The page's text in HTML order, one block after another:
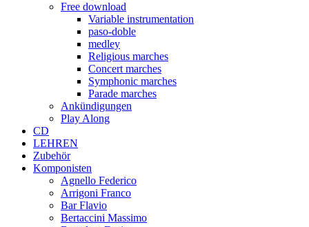
Free download
Variable instrumentation
paso-doble
medley
Religious marches
Concert marches
Symphonic marches
Parade marches
Ankündigungen
Play Along
CD
LEHREN
Zubehör
Komponisten
Agnello Federico
Arrigoni Franco
Bar Flavio
Bertaccini Massimo